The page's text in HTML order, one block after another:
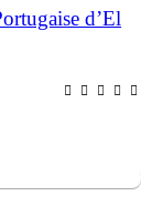
d’El